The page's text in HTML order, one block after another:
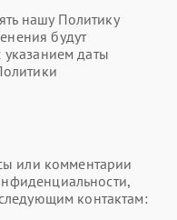
нашу Политику
будут
даты
или комментарии
контактам: